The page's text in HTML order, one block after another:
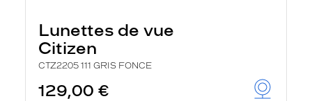
Lunettes de vue
Citizen
CTZ2205 111 GRIS FONCE
129,00 €